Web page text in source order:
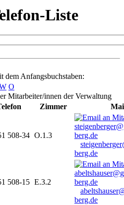
Liste
dem Anfangsbuchstaben:
O
Mitarbeiter/innen der Verwaltung
Zimmer
508-34 O.1.3
berg.de
508-15 E.3.2
berg.de